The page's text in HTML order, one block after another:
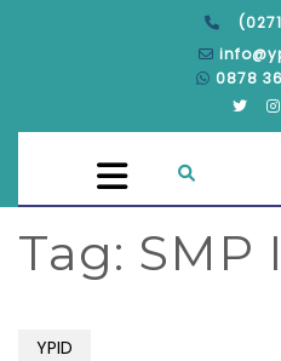
0878
Tag: SMP
YPID